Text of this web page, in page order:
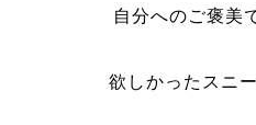
自分へのご褒美
欲しかったスニ